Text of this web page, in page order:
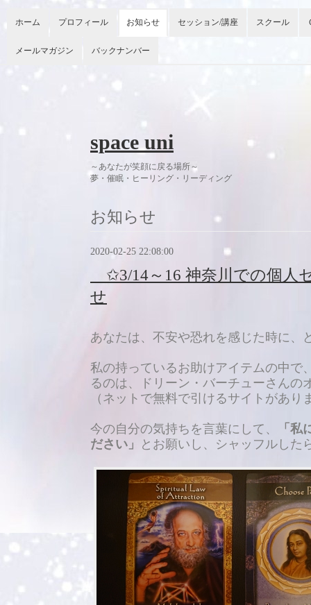
ホーム プロフィール お知らせ セッション/講座 スクール
メールマガジン バックナンバー
space uni
～あなたが笑顔に戻る場所～
夢・催眠・ヒーリング・リーディング 今
お知らせ
2020-02-25 22:08:00
✩3/14～16 神奈川での個人
せ
あなたは、不安や恐れを感じた時に、
私の持っているお助けアイテムの中で
るのは、
ドリーン・バーチューさんの
（ネットで無料で引けるサイトがあり
今の自分の気持ちを言葉にして、
「
ださい」
とお願いし、シャッフルした